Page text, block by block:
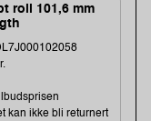
roll 101,6 mm
kan ikke bli returnert